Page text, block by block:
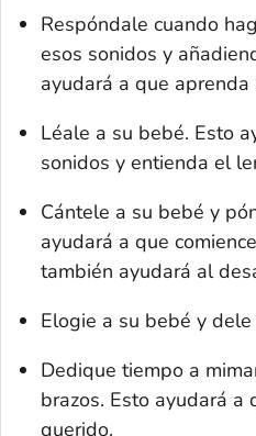
Respóndale cuando
esos sonidos y
ayudará a que
Léale a su bebé. Esto
sonidos y entienda el
Cántele a su bebé y
ayudará a que
también ayudará al
Elogie a su bebé y
Dedique tiempo a
brazos. Esto ayudará a
querido.